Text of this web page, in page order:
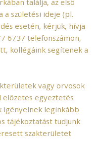
a születési ideje (pl.
esetén, kérjük, hívja
6737 telefonszámon,
kollégáink segítenek a
vagy orvosok
előzetes egyeztetés
igényeinek leginkább
tájékoztatást tudjunk
szakterületet